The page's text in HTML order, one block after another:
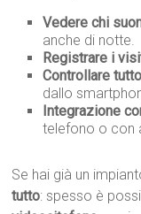
Vedere chi
anche di notte.
Registrare i
Controllare
dallo
Integrazione
telefono o con
Se hai già un
tutto: spesso è